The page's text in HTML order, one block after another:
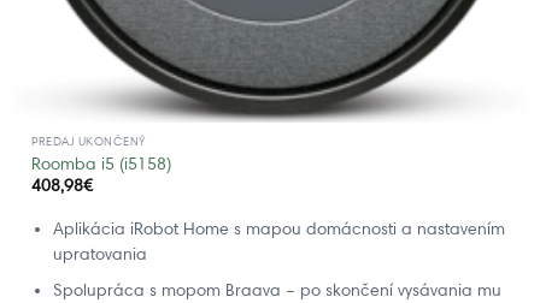
PREDAJ UKONČENÝ
Roomba i5 (i5158)
408,98€
Aplikácia iRobot Home s mapou domácnosti a nastavením
upratovania
Spolupráca s mopom Braava – po skončení vysávania mu